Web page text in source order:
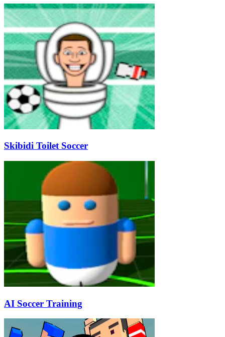
Skibidi Toilet Soccer
AI Soccer Training